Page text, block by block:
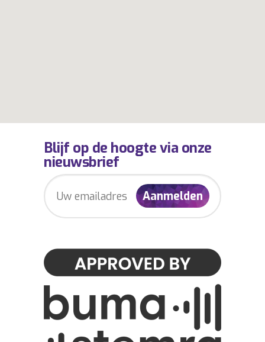
Blijf op de hoogte via onze
nieuwsbrief